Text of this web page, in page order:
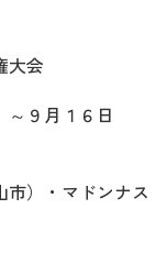
大会
９月１６日
）・マドンナス